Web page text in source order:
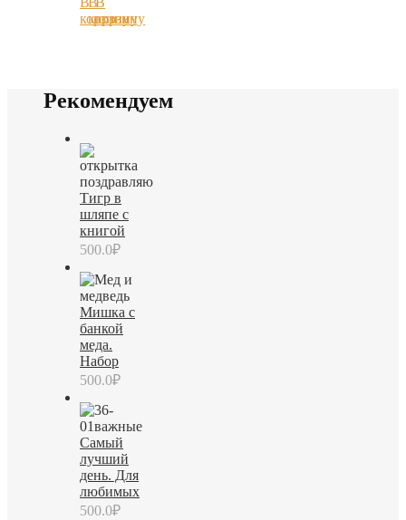
корзину
корзину
корзину
Рекомендуем
Тигр в
шляпе с
книгой
500.0₽
Мишка с
банкой
меда.
Набор
500.0₽
Самый
лучший
день. Для
любимых
500.0₽